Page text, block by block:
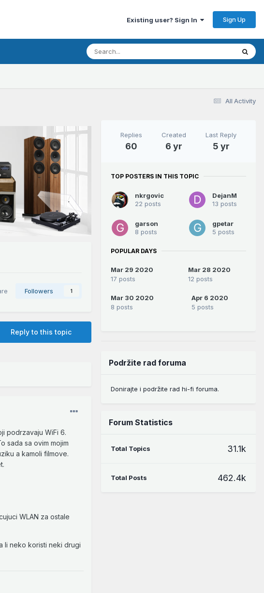
Existing user? Sign In Sign Up
All Activity
Followers 1
Reply to this topic
podrzavaju WiFi 6.
sada sa ovim mojim
a kamoli filmove.
WLAN za ostale
li neko koristi neki drugi
Replies
60
Created
6 yr
Last Reply
5 yr
TOP POSTERS IN THIS TOPIC
nkrgovic
22 posts
DejanM
13 posts
garson
8 posts
gpetar
5 posts
POPULAR DAYS
Mar 29 2020
17 posts
Mar 28 2020
12 posts
Mar 30 2020
8 posts
Apr 6 2020
5 posts
Podržite rad foruma
Donirajte i podržite rad hi-fi foruma.
Forum Statistics
Total Topics 31.1k
Total Posts 462.4k